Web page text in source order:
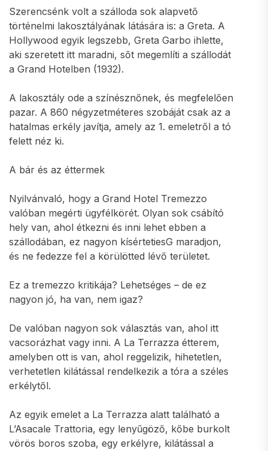
Szerencsénk volt a szálloda sok alapvető
történelmi lakosztályának látására is: a Greta. A
Hollywood egyik legszebb, Greta Garbo ihlette,
aki szeretett itt maradni, sőt megemlíti a szállodát
a Grand Hotelben (1932).
A lakosztály ode a színésznőnek, és megfelelően
pazar. A 860 négyzetméteres szobáját csak az a
hatalmas erkély javítja, amely az 1. emeletről a tó
felett néz ki.
A bár és az éttermek
Nyilvánvaló, hogy a Grand Hotel Tremezzo
valóban megérti ügyfélkörét. Olyan sok csábító
hely van, ahol étkezni és inni lehet ebben a
szállodában, ez nagyon kísértetiesG maradjon,
és ne fedezze fel a körülötted lévő területet.
Ez a tremezzo kritikája? Lehetséges – de ez
nagyon jó, ha van, nem igaz?
De valóban nagyon sok választás van, ahol itt
vacsorázhat vagy inni. A La Terrazza étterem,
amelyben ott is van, ahol reggelizik, hihetetlen,
verhetetlen kilátással rendelkezik a tóra a széles
erkélytől.
Az egyik emelet a La Terrazza alatt található a
L’Asacale Trattoria, egy lenyűgöző, kőbe burkolt
vörös boros szoba, egy erkélyre, kilátással a